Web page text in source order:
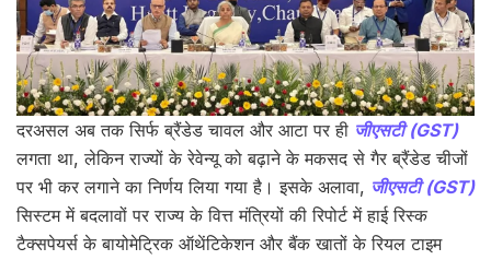
दरअसल अब तक सिर्फ ब्रैंडेड चावल और आटा पर ही जीएसटी (GST)
लगता था, लेकिन राज्यों के रेवेन्यू को बढ़ाने के मकसद से गैर ब्रैंडेड चीजों
पर भी कर लगाने का निर्णय लिया गया है। इसके अलावा, जीएसटी (GST)
सिस्टम में बदलावों पर राज्य के वित्त मंत्रियों की रिपोर्ट में हाई रिस्क
टैक्सपेयर्स के बायोमेट्रिक ऑथेंटिकेशन और बैंक खातों के रियल टाइम